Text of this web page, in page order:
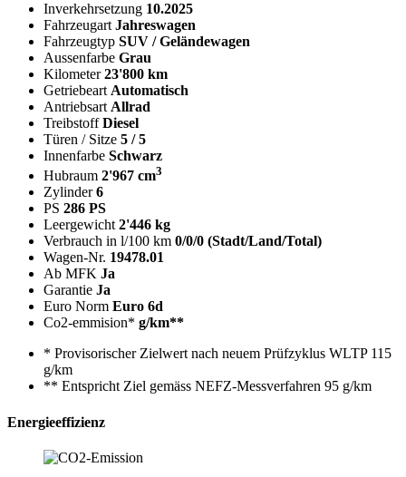
Inverkehrsetzung 10.2025
Fahrzeugart Jahreswagen
Fahrzeugtyp SUV / Geländewagen
Aussenfarbe Grau
Kilometer 23'800 km
Getriebeart Automatisch
Antriebsart Allrad
Treibstoff Diesel
Türen / Sitze 5 / 5
Innenfarbe Schwarz
Hubraum 2'967 cm3
Zylinder 6
PS 286 PS
Leergewicht 2'446 kg
Verbrauch in l/100 km 0/0/0 (Stadt/Land/Total)
Wagen-Nr. 19478.01
Ab MFK Ja
Garantie Ja
Euro Norm Euro 6d
Co2-emmision* g/km**
* Provisorischer Zielwert nach neuem Prüfzyklus WLTP 115
g/km
** Entspricht Ziel gemäss NEFZ-Messverfahren 95 g/km
Energieeffizienz